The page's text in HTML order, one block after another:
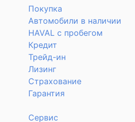
Покупка
Автомобили в наличии
HAVAL с пробегом
Кредит
Трейд-ин
Лизинг
Страхование
Гарантия
Сервис